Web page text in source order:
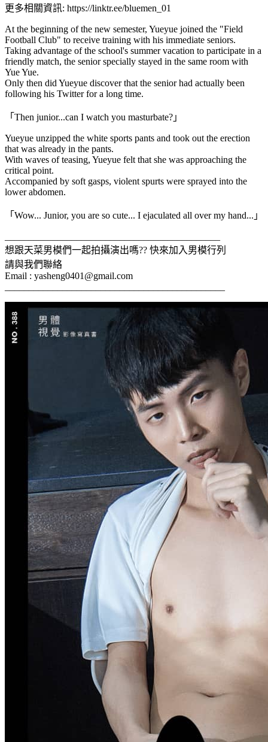
更多相關資訊: https://linktr.ee/bluemen_01
At the beginning of the new semester, Yueyue joined the "Field
Football Club" to receive training with his immediate seniors.
Taking advantage of the school's summer vacation to participate in a
friendly match, the senior specially stayed in the same room with
Yue Yue.
Only then did Yueyue discover that the senior had actually been
following his Twitter for a long time.
「Then junior...can I watch you masturbate?」
Yueyue unzipped the white sports pants and took out the erection
that was already in the pants.
With waves of teasing, Yueyue felt that she was approaching the
critical point.
Accompanied by soft gasps, violent spurts were sprayed into the
lower abdomen.
「Wow... Junior, you are so cute... I ejaculated all over my hand...」
想跟天菜男模們一起拍攝演出嗎?? 快來加入男模行列
請與我們聯絡
Email : yasheng0401@gmail.com